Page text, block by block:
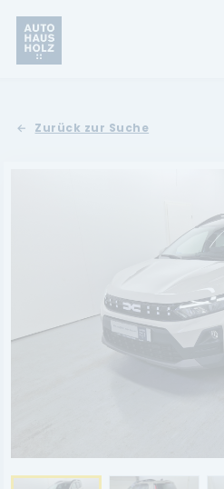
Land Rover
Renault
SERVICE
Zurück zur Suche